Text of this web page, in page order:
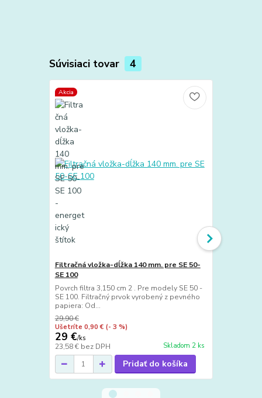
Súvisiaci tovar 4
Akcia
Filtračná vložka-dĺžka 140 mm. pre SE 50-
SE 100
Povrch filtra 3,150 cm 2 . Pre modely SE 50 -
SE 100. Filtračný prvok vyrobený z pevného
papiera: Od...
29,90 €
Ušetríte 0,90 € (- 3 %)
29 €/ks
23,58 € bez DPH Skladom 2 ks
Pridať do košíka